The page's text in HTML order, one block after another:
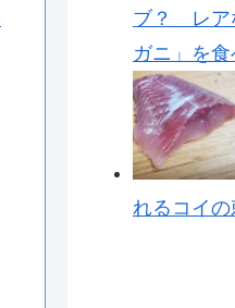
ブ？ レア
ガニ」を
れるコイ